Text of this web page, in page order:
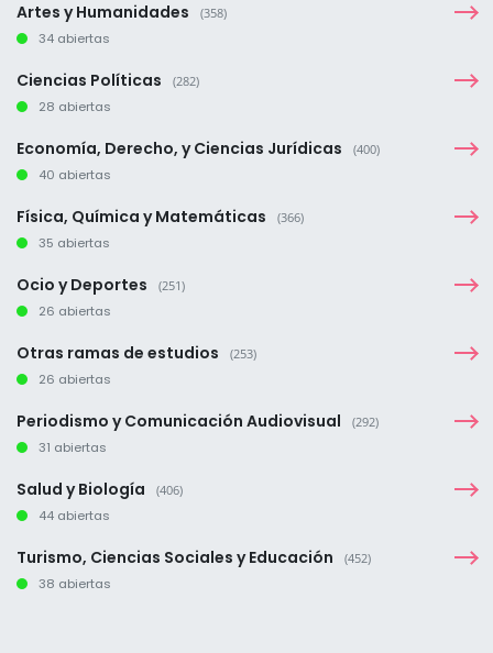
Artes y Humanidades (358)
34 abiertas
Ciencias Políticas (282)
28 abiertas
Economía, Derecho, y Ciencias Jurídicas (400)
40 abiertas
Física, Química y Matemáticas (366)
35 abiertas
Ocio y Deportes (251)
26 abiertas
Otras ramas de estudios (253)
26 abiertas
Periodismo y Comunicación Audiovisual (292)
31 abiertas
Salud y Biología (406)
44 abiertas
Turismo, Ciencias Sociales y Educación (452)
38 abiertas